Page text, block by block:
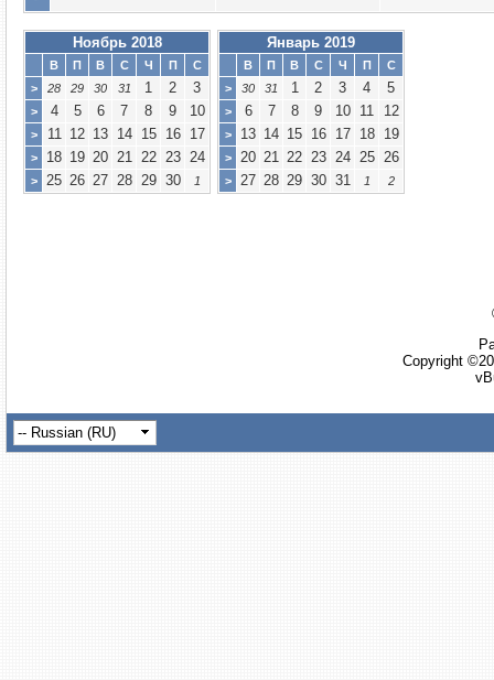
Ноябрь 2018
В П В С Ч П
С
>
28 29 30 31 1 2 3
> 4 5 6 7 8 9 10
> 11 12 13 14 15 16 17
> 18 19 20 21 22 23 24
> 25 26 27 28 29 30 1
Январь 2019
В П В С Ч П
С
>
30 31 1 2 3 4 5
> 6 7 8 9 10 11 12
> 13 14 15 16 17 18 19
> 20 21 22 23 24 25 26
> 27 28 29 30 31 1 2
Copyright